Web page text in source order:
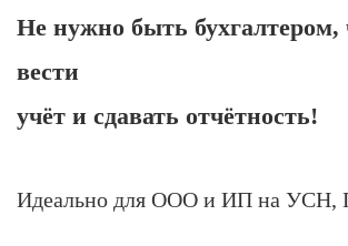
Не нужно быть бухгалтером,
вести
учёт и сдавать отчётность!
Идеально для ООО и ИП на УСН,